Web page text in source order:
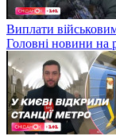
Виплати
Головні новини на